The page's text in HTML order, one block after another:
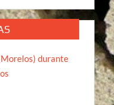
durante